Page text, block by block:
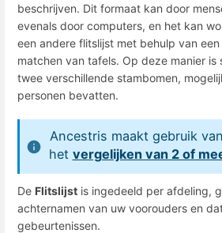
beschrijven. Dit formaat kan door
evenals door computers, en het kan
een andere flitslijst met behulp van
matchen van tafels. Op deze manier is
twee verschillende stambomen,
personen bevatten.
Ancestris maakt gebruik
het vergelijken van 2 of
De Flitslijst is ingedeeld per afdeling,
achternamen van uw voorouders en
gebeurtenissen.